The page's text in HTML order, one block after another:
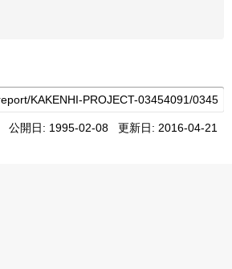
公開日: 1995-02-08 更新日: 2016-04-21